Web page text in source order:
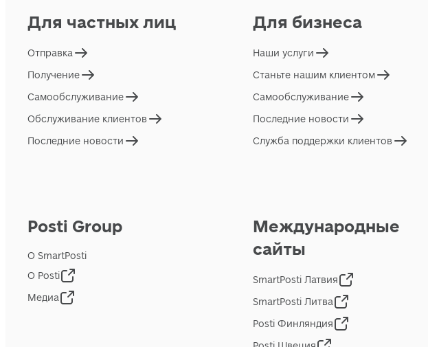
Для частных лиц
Отправка
Получение
Самообслуживание
Обслуживание клиентов
Последние новости
Для бизнеса
Наши услуги
Станьте нашим клиентом
Самообслуживание
Последние новости
Служба поддержки клиентов
Posti Group
О SmartPosti
О Posti
Медиа
Международные
сайты
SmartPosti Латвия
SmartPosti Литва
Posti Финляндия